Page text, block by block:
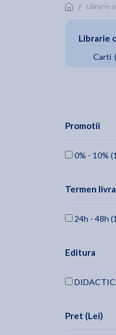
/ Librarie
Librarie
Carti
Promotii
0% - 10%
Termen
24h - 48h
Editura
Pret (Lei)